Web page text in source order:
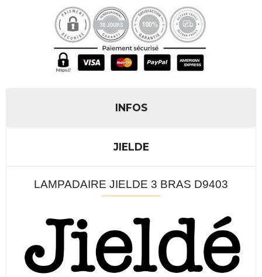
INFOS
JIELDE
LAMPADAIRE JIELDE 3 BRAS D9403